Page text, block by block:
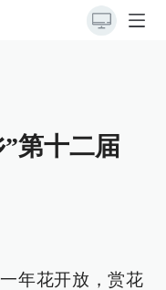
第十二届
年花开放，赏花